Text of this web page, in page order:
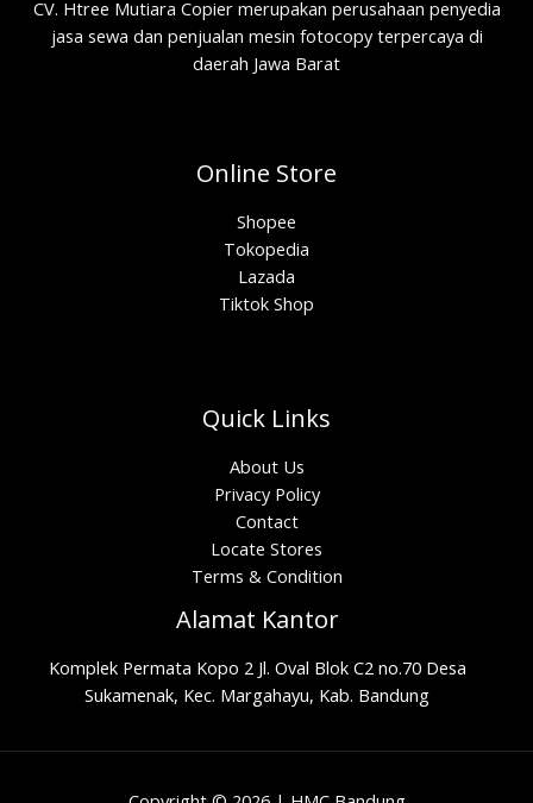
CV. Htree Mutiara Copier merupakan perusahaan penyedia
jasa sewa dan penjualan mesin fotocopy terpercaya di
daerah Jawa Barat
Online Store
Shopee
Tokopedia
Lazada
Tiktok Shop
Quick Links
About Us
Privacy Policy
Contact
Locate Stores
Terms & Condition
Alamat Kantor
Komplek Permata Kopo 2 Jl. Oval Blok C2 no.70 Desa
Sukamenak, Kec. Margahayu, Kab. Bandung